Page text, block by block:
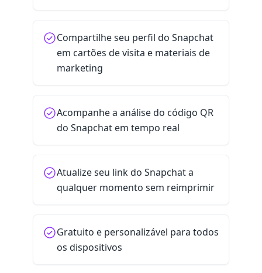
Compartilhe seu perfil do Snapchat
em cartões de visita e materiais de
marketing
Acompanhe a análise do código QR
do Snapchat em tempo real
Atualize seu link do Snapchat a
qualquer momento sem reimprimir
Gratuito e personalizável para todos
os dispositivos